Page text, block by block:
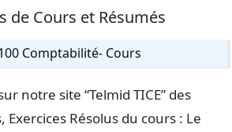
de Cours et Résumés
Comptabilité- Cours
notre site “Telmid TICE” des
Exercices Résolus du cours : Le